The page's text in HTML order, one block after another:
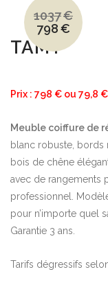
TAMY
1037€
Le
prix
initial
était :
798€
Le
prix
actuel
est :
Prix : 798 € ou 79,8
Meuble coiffure de
blanc robuste,
bois de chêne
avec de rangements
professionnel.
pour n’importe quel
Garantie 3 ans.
Tarifs dégressifs